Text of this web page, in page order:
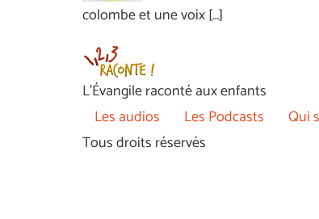
colombe et une voix […]
L’Évangile raconté aux enfants
Les audios
Les Podcasts Qui
Tous droits réservés